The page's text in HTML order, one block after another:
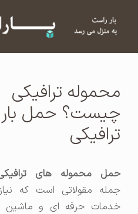
محموله ترافیکی
چیست؟ حمل بار
ترافیکی
حمل محموله های ترافیکیاز
جمله مقولاتی است که نیاز به
خدمات حرفه ای و ماشین های